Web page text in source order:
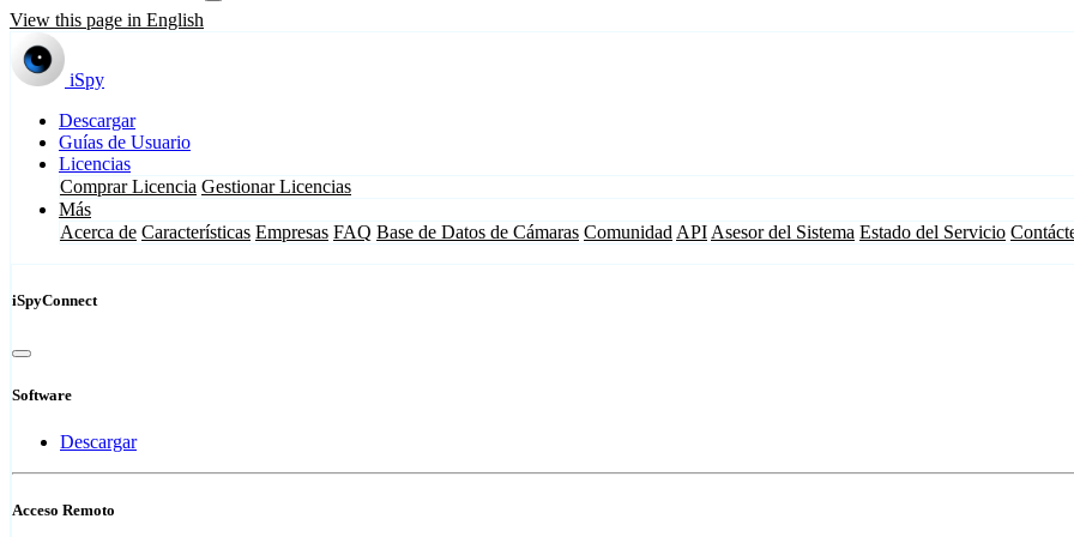
View this page in English
iSpy
Descargar
Guías de Usuario
Licencias
Comprar Licencia Gestionar Licencias
Más
Acerca de Características Empresas FAQ Base de Datos de Cámaras Comunidad API Asesor del Sistema Estado del Servicio
iSpyConnect
Software
Descargar
Acceso Remoto